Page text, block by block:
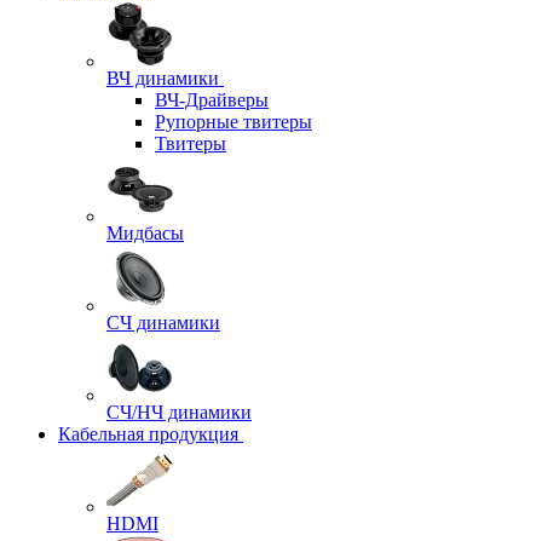
ВЧ динамики
ВЧ-Драйверы
Рупорные твитеры
Твитеры
Мидбасы
СЧ динамики
СЧ/НЧ динамики
Кабельная продукция
HDMI